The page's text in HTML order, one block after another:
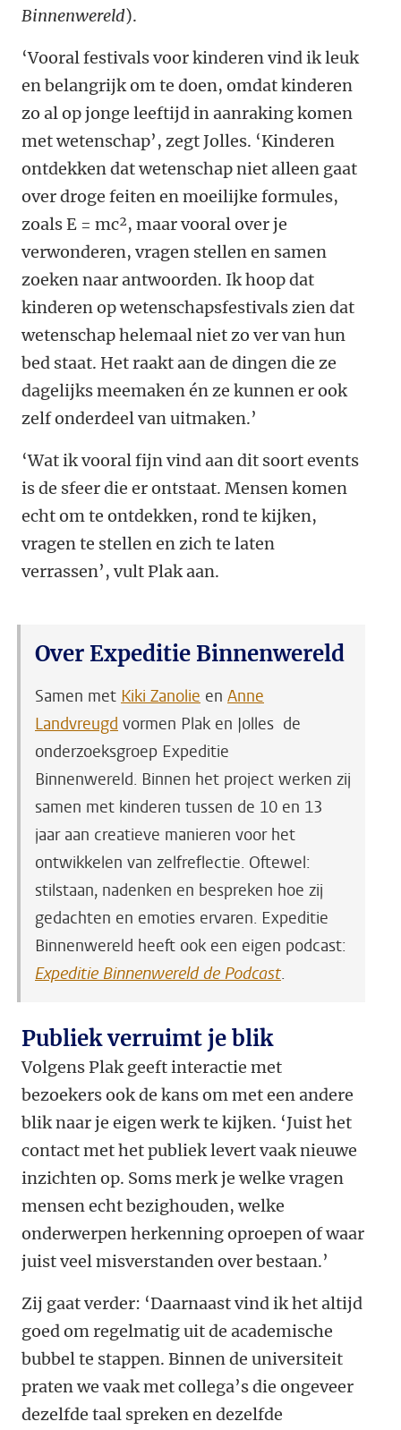
Binnenwereld).
‘Vooral festivals voor kinderen vind ik leuk
en belangrijk om te doen, omdat kinderen
zo al op jonge leeftijd in aanraking komen
met wetenschap’, zegt Jolles. ‘Kinderen
ontdekken dat wetenschap niet alleen gaat
over droge feiten en moeilijke formules,
zoals E = mc², maar vooral over je
verwonderen, vragen stellen en samen
zoeken naar antwoorden. Ik hoop dat
kinderen op wetenschapsfestivals zien dat
wetenschap helemaal niet zo ver van hun
bed staat. Het raakt aan de dingen die ze
dagelijks meemaken én ze kunnen er ook
zelf onderdeel van uitmaken.’
‘Wat ik vooral fijn vind aan dit soort events
is de sfeer die er ontstaat. Mensen komen
echt om te ontdekken, rond te kijken,
vragen te stellen en zich te laten
verrassen’, vult Plak aan.
Over Expeditie Binnenwereld
Samen met Kiki Zanolie en Anne
Landvreugd vormen Plak en Jolles de
onderzoeksgroep Expeditie
Binnenwereld. Binnen het project werken zij
samen met kinderen tussen de 10 en 13
jaar aan creatieve manieren voor het
ontwikkelen van zelfreflectie. Oftewel:
stilstaan, nadenken en bespreken hoe zij
gedachten en emoties ervaren. Expeditie
Binnenwereld heeft ook een eigen podcast:
Expeditie Binnenwereld de Podcast.
Publiek verruimt je blik
Volgens Plak geeft interactie met
bezoekers ook de kans om met een andere
blik naar je eigen werk te kijken. ‘Juist het
contact met het publiek levert vaak nieuwe
inzichten op. Soms merk je welke vragen
mensen echt bezighouden, welke
onderwerpen herkenning oproepen of waar
juist veel misverstanden over bestaan.’
Zij gaat verder: ‘Daarnaast vind ik het altijd
goed om regelmatig uit de academische
bubbel te stappen. Binnen de universiteit
praten we vaak met collega’s die ongeveer
dezelfde taal spreken en dezelfde